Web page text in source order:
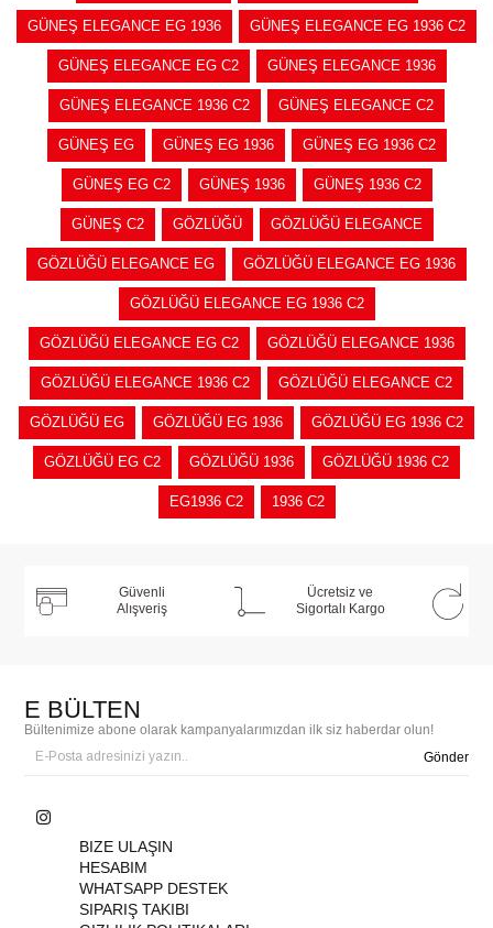
GÜNEŞ ELEGANCE EG 1936 GÜNEŞ ELEGANCE EG 1936 C2
GÜNEŞ ELEGANCE EG C2 GÜNEŞ ELEGANCE 1936
GÜNEŞ ELEGANCE 1936 C2 GÜNEŞ ELEGANCE C2
GÜNEŞ EG GÜNEŞ EG 1936 GÜNEŞ EG 1936 C2
GÜNEŞ EG C2 GÜNEŞ 1936 GÜNEŞ 1936 C2
GÜNEŞ C2 GÖZLÜĞÜ GÖZLÜĞÜ ELEGANCE
GÖZLÜĞÜ ELEGANCE EG GÖZLÜĞÜ ELEGANCE EG 1936
GÖZLÜĞÜ ELEGANCE EG 1936 C2
GÖZLÜĞÜ ELEGANCE EG C2 GÖZLÜĞÜ ELEGANCE 1936
GÖZLÜĞÜ ELEGANCE 1936 C2 GÖZLÜĞÜ ELEGANCE C2
GÖZLÜĞÜ EG GÖZLÜĞÜ EG 1936 GÖZLÜĞÜ EG 1936 C2
GÖZLÜĞÜ EG C2 GÖZLÜĞÜ 1936 GÖZLÜĞÜ 1936 C2
EG1936 C2 1936 C2
Güvenli
Alışveriş
Ücretsiz ve
Sigortalı Kargo
E BÜLTEN
Bültenimize abone olarak kampanyalarımızdan ilk siz haberdar olun!
Gönder
BIZE ULAŞIN
HESABIM
WHATSAPP DESTEK
SIPARIŞ TAKIBI